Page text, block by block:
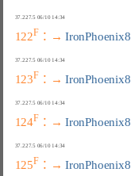
122F ：→ IronPhoenix8
123F ：→ IronPhoenix8
124F ：→ IronPhoenix8
125F ：→ IronPhoenix8